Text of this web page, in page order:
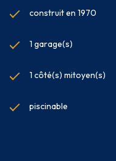
construit en 1970
1 garage(s)
1 côté(s) mitoyen(s)
piscinable